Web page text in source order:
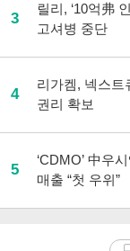
3
릴리, ‘10억弗
고셔병 중단
4
리가켐, 넥스트
권리 확보
5
‘CDMO’ 中우
매출 “첫 우위”